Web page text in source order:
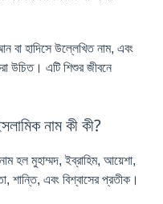
বা হাদিসে উল্লেখিত নাম, এবং
উচিত। এটি শিশুর জীবনে
নাম কী কী?
হল মুহাম্মদ, ইব্রাহিম, আয়েশা,
শান্তি, এবং বিশ্বাসের প্রতীক।